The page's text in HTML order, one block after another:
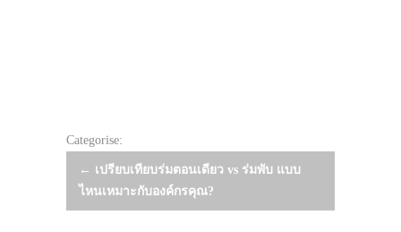
Categorise:
Post
navigation
← เปรียบเทียบร่มตอนเดียว vs ร่มพับ แบบ
ไหนเหมาะกับองค์กรคุณ?